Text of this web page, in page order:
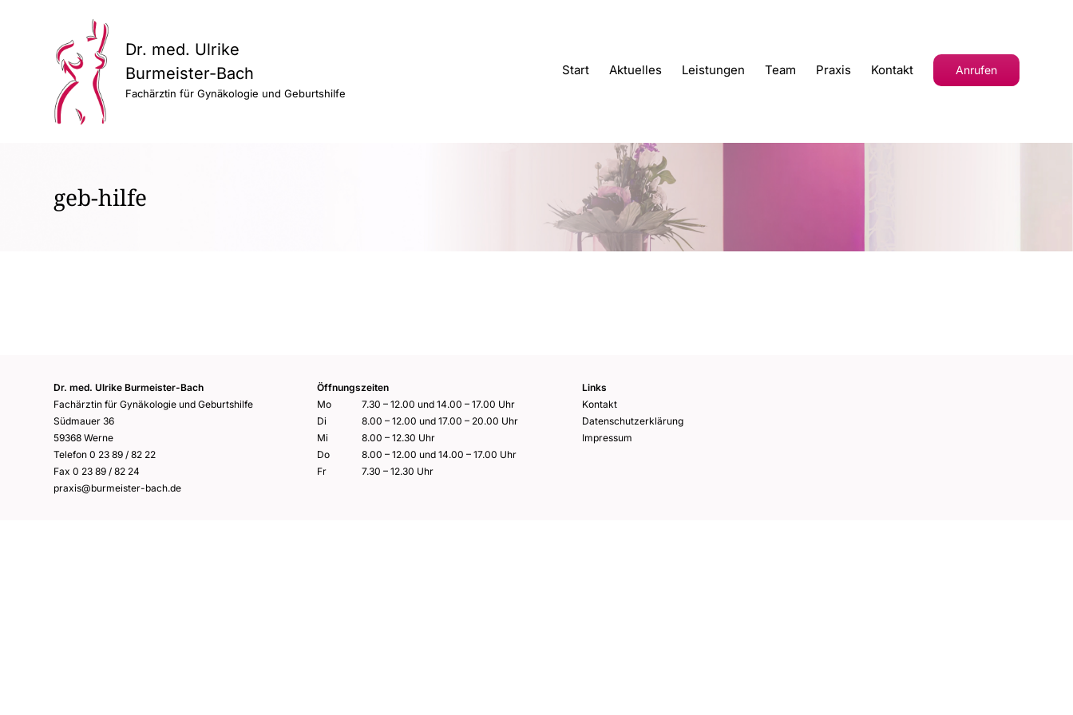
Dr. med. Ulrike
Burmeister-Bach
Fachärztin für Gynäkologie und Geburtshilfe
Start Aktuelles Leistungen Team Praxis Kontakt Anrufen
geb-hilfe
Dr. med. Ulrike Burmeister-Bach
Fachärztin für Gynäkologie und Geburtshilfe
Südmauer 36
59368 Werne
Telefon0 23 89 / 82 22
Fax 0 23 89 / 82 24
praxis@burmeister-bach.de
Öffnungszeiten
Mo
7.30 – 12.00 und 14.00 – 17.00 Uhr
Di
8.00 – 12.00 und 17.00 – 20.00 Uhr
Mi
8.00 – 12.30 Uhr
Do
8.00 – 12.00 und 14.00 – 17.00 Uhr
Fr
7.30 – 12.30 Uhr
Links
Kontakt
Datenschutzerklärung
Impressum